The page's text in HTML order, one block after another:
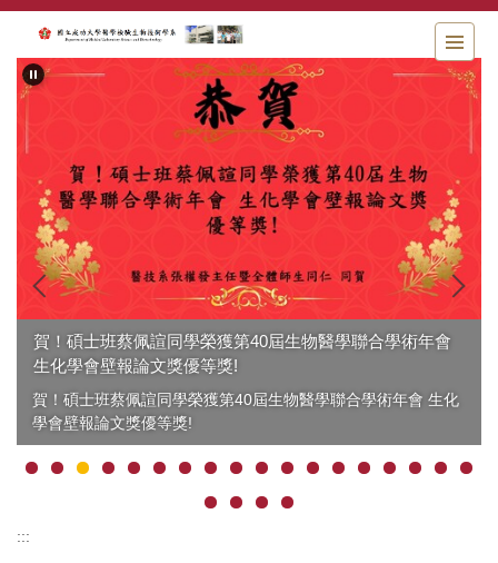
跳
主
要
區
賀！碩士班蔡佩諠同學榮獲第40屆生物醫學聯合學術年會
生化學會壁報論文獎優等獎!
賀！碩士班蔡佩諠同學榮獲第40屆生物醫學聯合學術年會 生化
學會壁報論文獎優等獎!
:::